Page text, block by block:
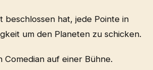
beschlossen hat, jede Pointe in
um den Planeten zu schicken.
Comedian auf einer Bühne.